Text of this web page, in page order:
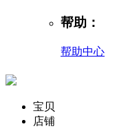
帮助：
帮助中心
宝贝
店铺